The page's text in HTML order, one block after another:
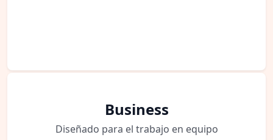
Business
Diseñado para el trabajo en equipo